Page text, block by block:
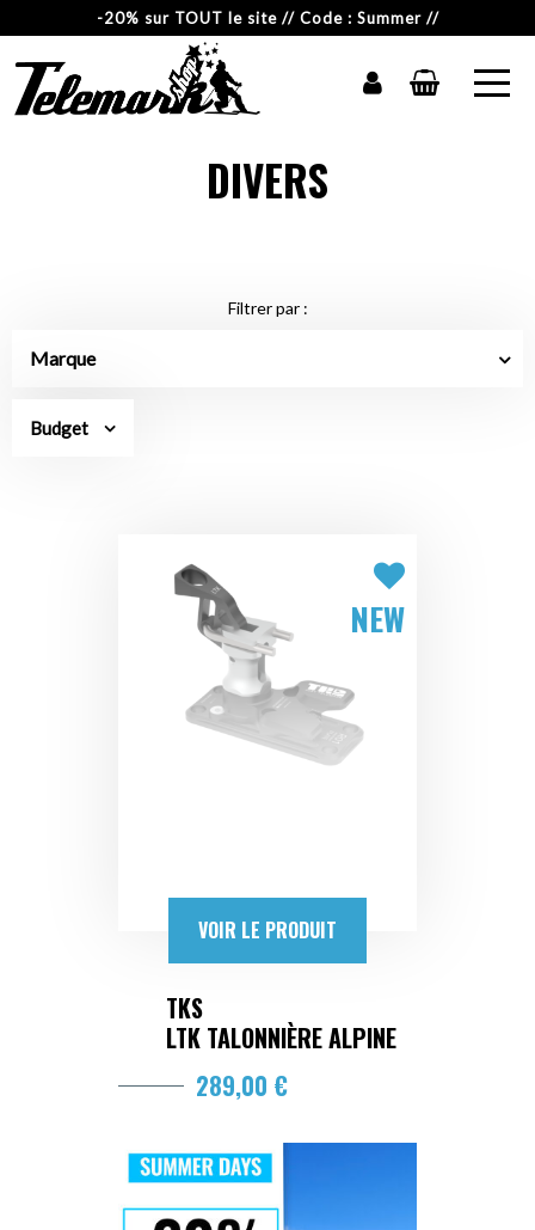
-20% sur TOUT le site // Code : Summer //
DIVERS
Filtrer par :
Marque
Budget
NEW
VOIR LE PRODUIT
TKS
LTK TALONNIÈRE ALPINE
289,00 €